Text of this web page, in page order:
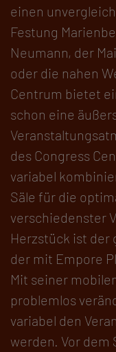
einen
Festung
Neumann, der
oder die nahen
Centrum bietet
schon eine
des Congress
variabel
Säle für die
verschiedenster
Herzstück ist der
der mit Empore
Mit seiner
problemlos
variabel den
werden. Vor dem